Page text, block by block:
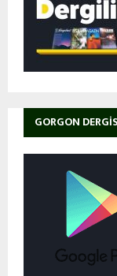
GORGON